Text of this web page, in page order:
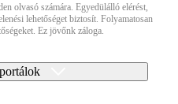
olvasó számára. Egyedülálló elérést,
lehetőséget biztosít. Folyamatosan
Ez jövőnk záloga.